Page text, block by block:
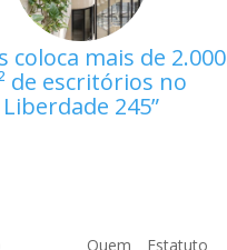
coloca mais de 2.000
de escritórios no
Liberdade 245
Quem Estatuto